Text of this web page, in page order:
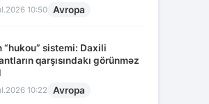
10:50 Avropa
“hukou” sistemi: Daxili
qarşısındakı görünməz
10:22 Avropa